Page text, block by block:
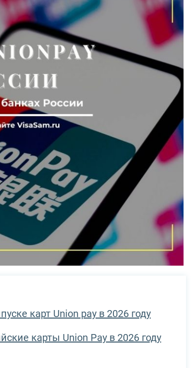
карт Union pay в 2026 году
карты Union Pay в 2026 году